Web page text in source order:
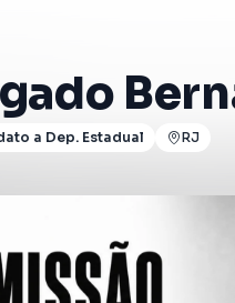
a Dep. Estadual RJ